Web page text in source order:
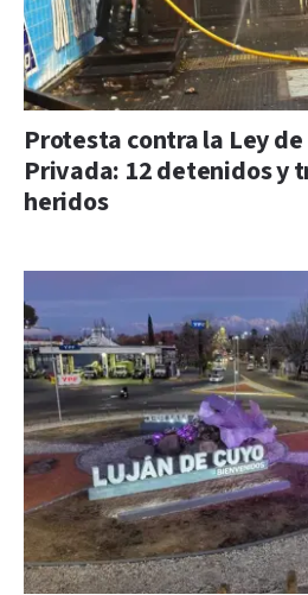
Protesta contra la Ley
Privada: 12 detenidos y
heridos